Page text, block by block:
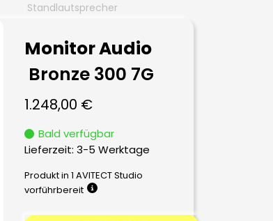
Standlautsprecher
Monitor Audio
Bronze 300 7G
1.248,00 €
Bald verfügbar
Lieferzeit: 3-5 Werktage
Produkt in 1 AVITECT Studio
vorführbereit